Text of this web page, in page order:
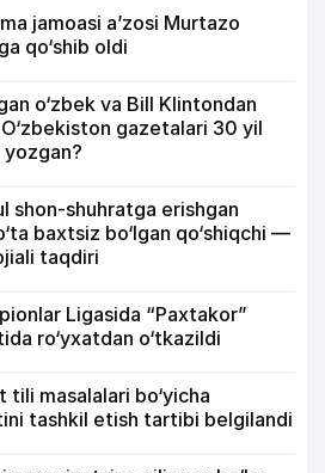
jamoasi a’zosi Murtazo
qo‘shib oldi
o‘zbek va Bill Klintondan
gazetalari 30 yil
yozgan?
shon-shuhratga erishgan
baxtsiz bo‘lgan qo‘shiqchi —
taqdiri
Ligasida “Paxtakor”
ro‘yxatdan o‘tkazildi
tili masalalari bo‘yicha
tashkil etish tartibi belgilandi